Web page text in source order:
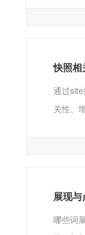
快照相
通过
关性、
展现
哪些词